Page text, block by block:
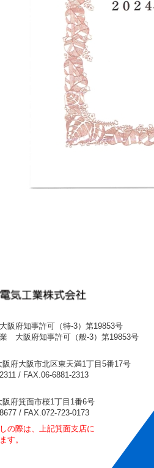
阪府知事許可（特-3）第19853号
大阪府知事許可（般-3）第19853号
阪府大阪市北区東天満1丁目5番17号
/ FAX.06-6881-2313
阪府箕面市桜1丁目1番6号
/ FAX.072-723-0173
の際は、上記箕面支店に
す。